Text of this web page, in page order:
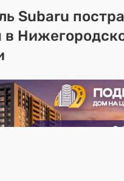
Новости
Статьи
BORЩ
Искусство исцелять
Subaru
в